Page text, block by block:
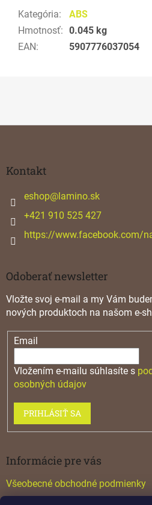
Kategória:
ABS
Hmotnosť: 0.045 kg
EAN: 5907776037054
Kontakt
eshop@lamino.sk
+421 910 525 427
https://www.facebook.com/
Odoberať newsletter
Vložte svoj e-mail a my Vám
nových produktoch na našom e-
Email
Vložením e-mailu súhlasíte s
osobných údajov
PRIHLÁSIŤ SA
Informácie pre vás
Všeobecné obchodné podmienky